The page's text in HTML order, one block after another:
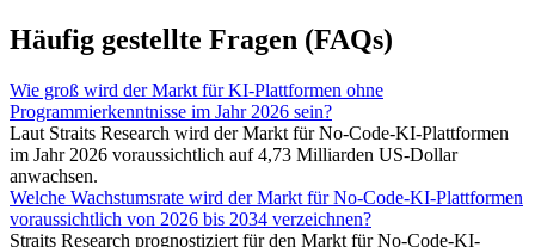
Häufig gestellte Fragen (FAQs)
Wie groß wird der Markt für KI-Plattformen ohne
Programmierkenntnisse im Jahr 2026 sein?
Laut Straits Research wird der Markt für No-Code-KI-Plattformen
im Jahr 2026 voraussichtlich auf 4,73 Milliarden US-Dollar
anwachsen.
Welche Wachstumsrate wird der Markt für No-Code-KI-Plattformen
voraussichtlich von 2026 bis 2034 verzeichnen?
Straits Research prognostiziert für den Markt für No-Code-KI-